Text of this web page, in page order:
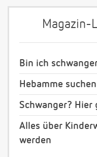
Magazin-
Bin ich
Hebamme
Schwanger?
Alles über
werden